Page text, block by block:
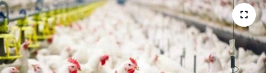
Tarım Bilgisi
Yetiştirici Soruyor